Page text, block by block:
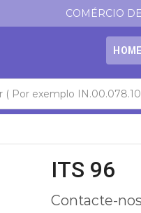
COMÉRCIO
HOME
ITS 96
Contacte-